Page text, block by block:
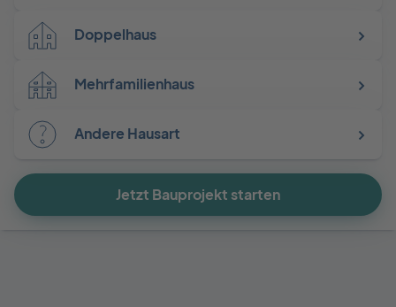
Doppelhaus
Mehrfamilienhaus
Andere Hausart
Jetzt Bauprojekt starten